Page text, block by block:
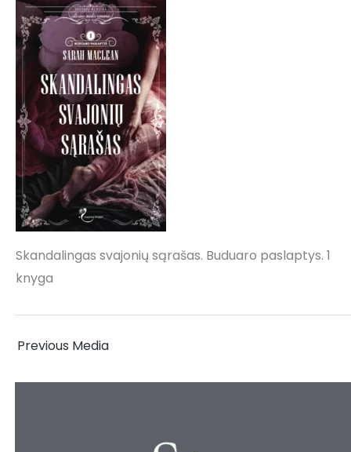
Skandalingas svajonių sąrašas. Buduaro paslaptys. 1
knyga
Previous Media